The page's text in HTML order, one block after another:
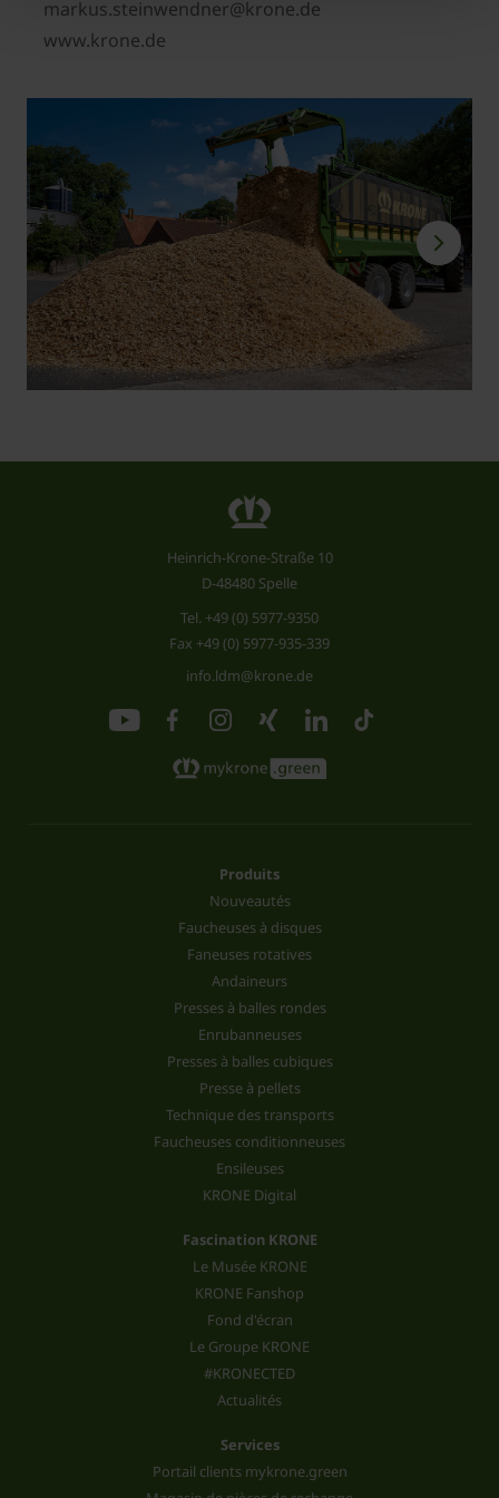
markus.steinwendner@krone.de
www.krone.de
Heinrich-Krone-Straße 10
D-48480 Spelle
Tel. +49 (0) 5977-9350
Fax +49 (0) 5977-935-339
info.ldm@krone.de
Produits
Nouveautés
Faucheuses à disques
Faneuses rotatives
Andaineurs
Presses à balles rondes
Enrubanneuses
Presses à balles cubiques
Presse à pellets
Technique des transports
Faucheuses conditionneuses
Ensileuses
KRONE Digital
Fascination KRONE
Le Musée KRONE
KRONE Fanshop
Fond d'écran
Le Groupe KRONE
#KRONECTED
Actualités
Services
Portail clients mykrone.green